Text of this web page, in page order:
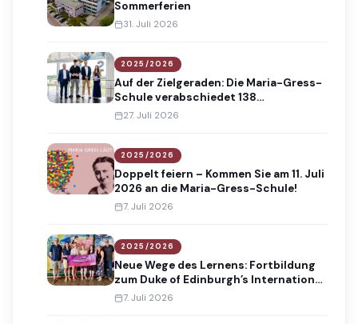
Sommerferien
31. Juli 2026
2025/2026
Auf der Zielgeraden: Die Maria-Gress-
Schule verabschiedet 138
Absolventinnen und Absolventen
27. Juli 2026
2025/2026
Doppelt feiern – Kommen Sie am 11. Juli
2026 an die Maria-Gress-Schule!
7. Juli 2026
2025/2026
Neue Wege des Lernens: Fortbildung
zum Duke of Edinburgh’s International
Award
7. Juli 2026